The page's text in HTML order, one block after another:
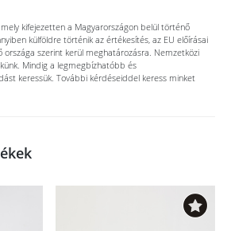
kifejezetten a Magyarországon belül történő
külföldre történik az értékesítés, az EU előírásai
országa szerint kerül meghatározásra. Nemzetközi
Mindig a legmegbízhatóbb és
keressük. További kérdéseiddel keress minket